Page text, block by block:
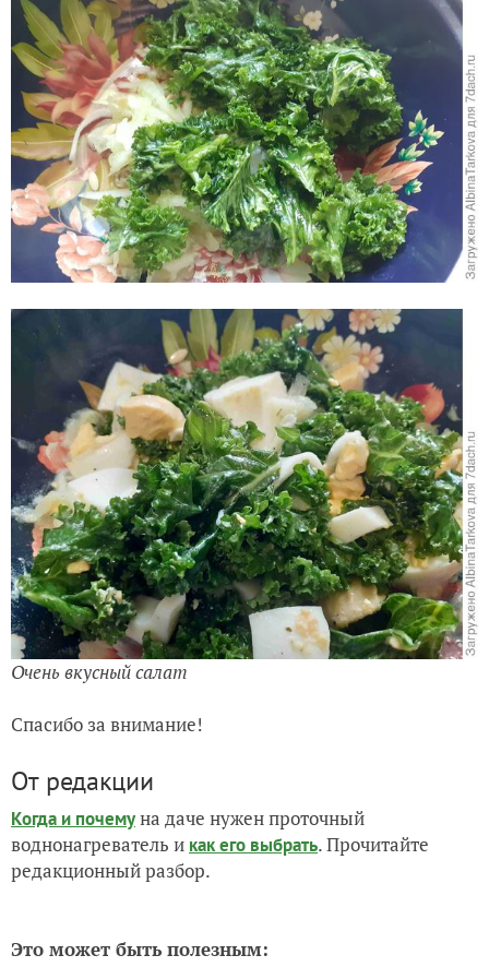
Очень вкусный салат
Спасибо за внимание!
От редакции
Когда и почемуна даче нужен проточный
воднонагреватель и как его выбрать. Прочитайте
редакционный разбор.
Это может быть полезным: